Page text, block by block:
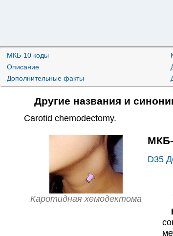
МКБ-10 коды
Описание
Дополнительные факты
Другие названия и
Carotid chemodectomy.
Каротидная хемодектома
D35